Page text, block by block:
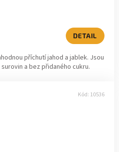
DETAIL
příchutí jahod a jablek. Jsou
a bez přidaného cukru.
Kód: 10536